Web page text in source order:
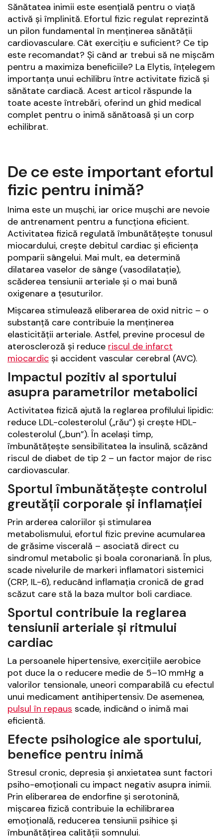
Sănătatea inimii este esențială pentru o viață
activă și împlinită. Efortul fizic regulat reprezintă
un pilon fundamental în menținerea sănătății
cardiovasculare. Cât exercițiu e suficient? Ce tip
este recomandat? Și când ar trebui să ne mișcăm
pentru a maximiza beneficiile? La Elytis, înțelegem
importanța unui echilibru între activitate fizică și
sănătate cardiacă. Acest articol răspunde la
toate aceste întrebări, oferind un ghid medical
complet pentru o inimă sănătoasă și un corp
echilibrat.
De ce este important efortul
fizic pentru inimă?
Inima este un mușchi, iar orice mușchi are nevoie
de antrenament pentru a funcționa eficient.
Activitatea fizică regulată îmbunătățește tonusul
miocardului, crește debitul cardiac și eficiența
pomparii sângelui. Mai mult, ea determină
dilatarea vaselor de sânge (vasodilatație),
scăderea tensiunii arteriale și o mai bună
oxigenare a țesuturilor.
Mișcarea stimulează eliberarea de oxid nitric – o
substanță care contribuie la menținerea
elasticității arteriale. Astfel, previne procesul de
ateroscleroză și reduce riscul de infarct
miocardic și accident vascular cerebral (AVC).
Impactul pozitiv al sportului
asupra parametrilor metabolici
Activitatea fizică ajută la reglarea profilului lipidic:
reduce LDL-colesterolul („rău”) și crește HDL-
colesterolul („bun”). În același timp,
îmbunătățește sensibilitatea la insulină, scăzând
riscul de diabet de tip 2 – un factor major de risc
cardiovascular.
Sportul îmbunătățește controlul
greutății corporale și inflamației
Prin arderea caloriilor și stimularea
metabolismului, efortul fizic previne acumularea
de grăsime viscerală – asociată direct cu
sindromul metabolic și boala coronariană. În plus,
scade nivelurile de markeri inflamatori sistemici
(CRP, IL-6), reducând inflamația cronică de grad
scăzut care stă la baza multor boli cardiace.
Sportul contribuie la reglarea
tensiunii arteriale și ritmului
cardiac
La persoanele hipertensive, exercițiile aerobice
pot duce la o reducere medie de 5–10 mmHg a
valorilor tensionale, uneori comparabilă cu efectul
unui medicament antihipertensiv. De asemenea,
pulsul în repaus scade, indicând o inimă mai
eficientă.
Efecte psihologice ale sportului,
benefice pentru inimă
Stresul cronic, depresia și anxietatea sunt factori
psiho-emoționali cu impact negativ asupra inimii.
Prin eliberarea de endorfine și serotonină,
mișcarea fizică contribuie la echilibrarea
emoțională, reducerea tensiunii psihice și
îmbunătățirea calității somnului.